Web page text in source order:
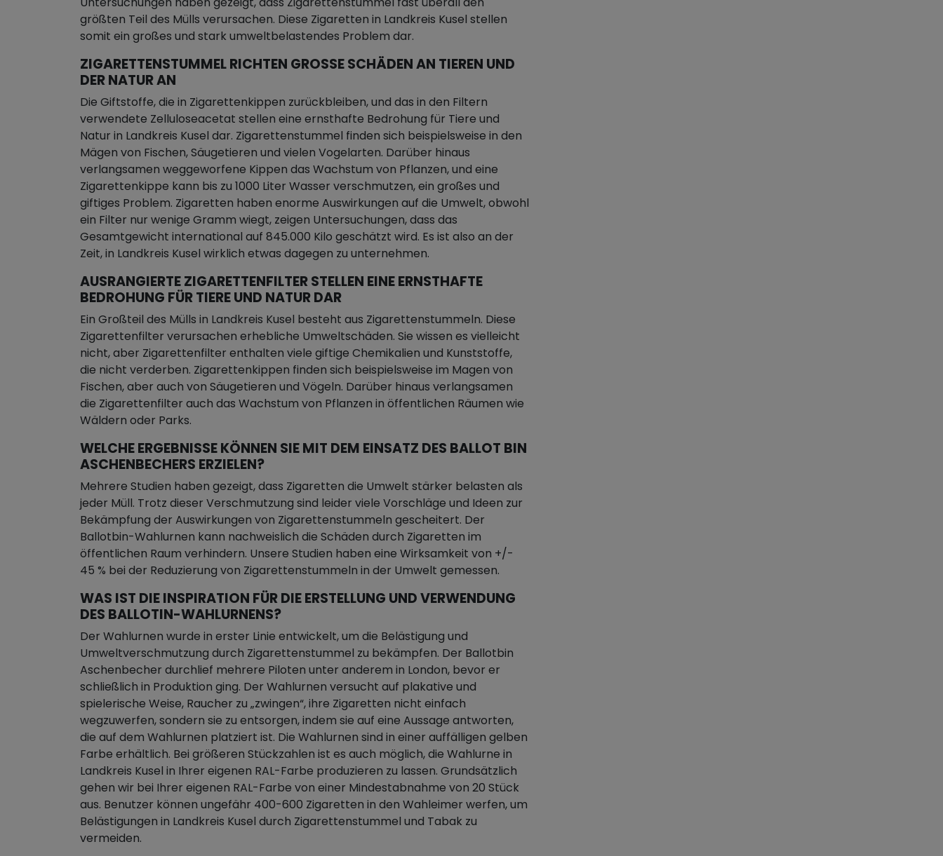
größten Teil des Mülls verursachen. Diese Zigaretten in Landkreis Kusel stellen
somit ein großes und stark umweltbelastendes Problem dar.
ZIGARETTENSTUMMEL RICHTEN GROSSE SCHÄDEN AN TIEREN UND D
ER NATUR AN
Die Giftstoffe, die in Zigarettenkippen zurückbleiben, und das in den Filtern
verwendete Zelluloseacetat stellen eine ernsthafte Bedrohung für Tiere und
Natur in Landkreis Kusel dar. Zigarettenstummel finden sich beispielsweise in den
Mägen von Fischen, Säugetieren und vielen Vogelarten. Darüber hinaus
verlangsamen weggeworfene Kippen das Wachstum von Pflanzen, und eine
Zigarettenkippe kann bis zu 1000 Liter Wasser verschmutzen, ein großes und
giftiges Problem. Zigaretten haben enorme Auswirkungen auf die Umwelt, obwohl
ein Filter nur wenige Gramm wiegt, zeigen Untersuchungen, dass das
Gesamtgewicht international auf 845.000 Kilo geschätzt wird. Es ist also an der
Zeit, in Landkreis Kusel wirklich etwas dagegen zu unternehmen.
AUSRANGIERTE ZIGARETTENFILTER STELLEN EINE ERNSTHAFTE
BEDROHUNG FÜR TIERE UND NATUR DAR
Ein Großteil des Mülls in Landkreis Kusel besteht aus Zigarettenstummeln. Diese
Zigarettenfilter verursachen erhebliche Umweltschäden. Sie wissen es vielleicht
nicht, aber Zigarettenfilter enthalten viele giftige Chemikalien und Kunststoffe,
die nicht verderben. Zigarettenkippen finden sich beispielsweise im Magen von
Fischen, aber auch von Säugetieren und Vögeln. Darüber hinaus verlangsamen
die Zigarettenfilter auch das Wachstum von Pflanzen in öffentlichen Räumen wie
Wäldern oder Parks.
WELCHE ERGEBNISSE KÖNNEN SIE MIT DEM EINSATZ DES BALLOT BIN
ASCHENBECHERS ERZIELEN?
Mehrere Studien haben gezeigt, dass Zigaretten die Umwelt stärker belasten als
jeder Müll. Trotz dieser Verschmutzung sind leider viele Vorschläge und Ideen zur
Bekämpfung der Auswirkungen von Zigarettenstummeln gescheitert. Der
Ballotbin-Wahlurnen kann nachweislich die Schäden durch Zigaretten im
öffentlichen Raum verhindern. Unsere Studien haben eine Wirksamkeit von +/-
45 % bei der Reduzierung von Zigarettenstummeln in der Umwelt gemessen.
WAS IST DIE INSPIRATION FÜR DIE ERSTELLUNG UND VERWENDUNG
DES BALLOTIN-WAHLURNENS?
Der Wahlurnen wurde in erster Linie entwickelt, um die Belästigung und
Umweltverschmutzung durch Zigarettenstummel zu bekämpfen. Der Ballotbin
Aschenbecher durchlief mehrere Piloten unter anderem in London, bevor er
schließlich in Produktion ging. Der Wahlurnen versucht auf plakative und
spielerische Weise, Raucher zu „zwingen“, ihre Zigaretten nicht einfach
wegzuwerfen, sondern sie zu entsorgen, indem sie auf eine Aussage antworten,
die auf dem Wahlurnen platziert ist. Die Wahlurnen sind in einer auffälligen gelben
Farbe erhältlich. Bei größeren Stückzahlen ist es auch möglich, die Wahlurne in
Landkreis Kusel in Ihrer eigenen RAL-Farbe produzieren zu lassen. Grundsätzlich
gehen wir bei Ihrer eigenen RAL-Farbe von einer Mindestabnahme von 20 Stück
aus. Benutzer können ungefähr 400-600 Zigaretten in den Wahleimer werfen, um
Belästigungen in Landkreis Kusel durch Zigarettenstummel und Tabak zu
vermeiden.